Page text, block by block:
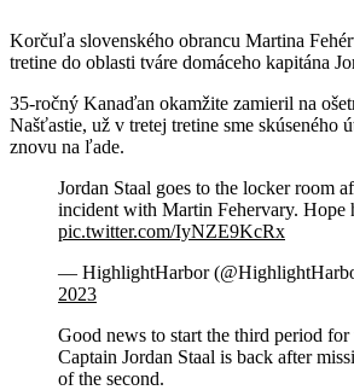
Korčuľa slovenského obrancu Martina
tretine do oblasti tváre domáceho kapitána
35-ročný Kanaďan okamžite zamieril na
Našťastie, už v tretej tretine sme skúseného
znovu na ľade.
Jordan Staal goes to the locker room
incident with Martin Fehervary. Hope
pic.twitter.com/IyNZE9KcRx
— HighlightHarbor
2023
Good news to start the third period for
Captain Jordan Staal is back after
of the second.